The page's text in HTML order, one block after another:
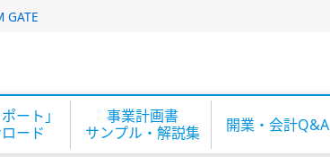
GATE
ート」
ード
事業計画書
サンプル・解説集
開業・会計Q&A